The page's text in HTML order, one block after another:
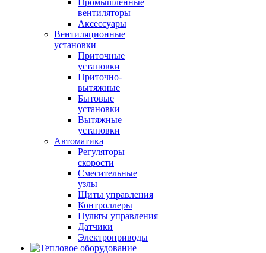
Промышленные
вентиляторы
Аксессуары
Вентиляционные
установки
Приточные
установки
Приточно-
вытяжные
Бытовые
установки
Вытяжные
установки
Автоматика
Регуляторы
скорости
Смесительные
узлы
Щиты управления
Контроллеры
Пульты управления
Датчики
Электроприводы